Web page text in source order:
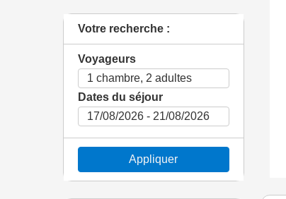
Votre recherche :
Voyageurs
Dates du séjour
Appliquer